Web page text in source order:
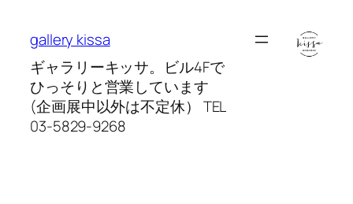
gallery kissa
ギャラリーキッサ。ビル4Fで
ひっそりと営業しています
(企画展中以外は不定休） TEL
03-5829-9268